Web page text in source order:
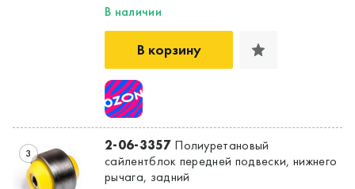
В наличии
В корзину
3 2-06-3357Полиуретановый
сайлентблок передней подвески, нижнего
рычага, задний